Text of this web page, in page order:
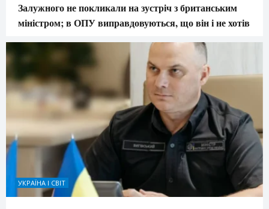
Залужного не покликали на зустріч з британським
міністром; в ОПУ виправдовуються, що він і не хотів
УКРАЇНА І СВІТ